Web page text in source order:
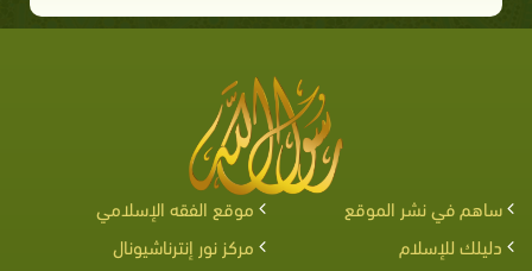
ساهم في نشر الموقع
موقع الفقه الإسلامي
دليلك للإسلام
مركز نور إنترناشيونال